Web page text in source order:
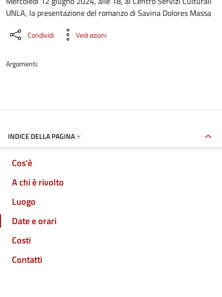
UNLA, la presentazione del romanzo di Savina Dolores Massa
Condividi Vedi azioni
Argomenti:
INDICE DELLA PAGINA
Cos'è
A chi è rivolto
Luogo
Date e orari
Costi
Contatti